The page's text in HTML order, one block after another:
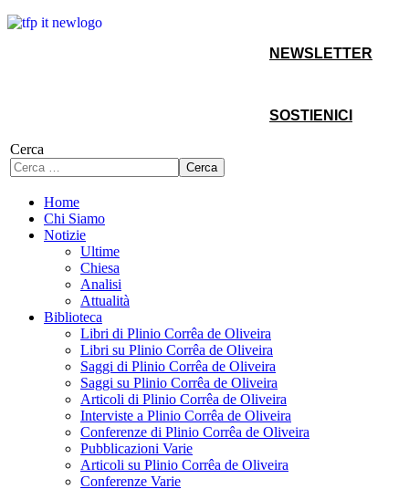
NEWSLETTER
SOSTIENICI
Cerca
Cerca
Home
Chi Siamo
Notizie
Ultime
Chiesa
Analisi
Attualità
Biblioteca
Libri di Plinio Corrêa de Oliveira
Libri su Plinio Corrêa de Oliveira
Saggi di Plinio Corrêa de Oliveira
Saggi su Plinio Corrêa de Oliveira
Articoli di Plinio Corrêa de Oliveira
Interviste a Plinio Corrêa de Oliveira
Conferenze di Plinio Corrêa de Oliveira
Pubblicazioni Varie
Articoli su Plinio Corrêa de Oliveira
Conferenze Varie